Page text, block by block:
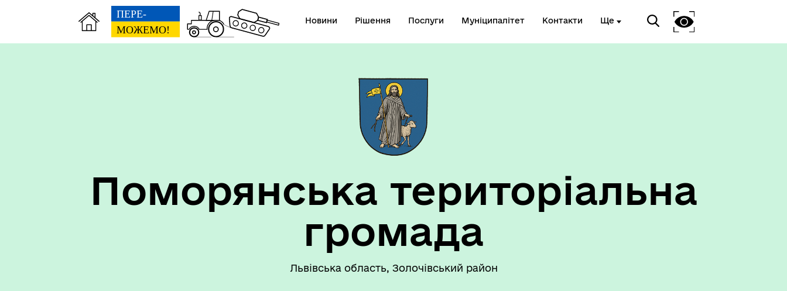
Новини Рішення Послуги Муніципалітет Контакти Ще
Поморянська територіальна
громада
Львівська область, Золочівський район